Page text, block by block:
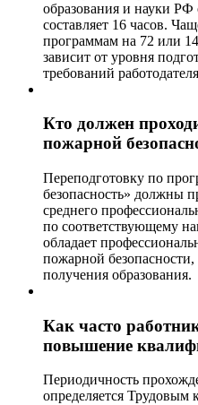
образования и науки
составляет 16 часов.
программам на 72 или
зависит от уровня
требований
Кто должен
пожарной
Переподготовку по
безопасность» должны
среднего
по соответствующему
обладает
пожарной
получения образования.
Как часто
повышение
Периодичность
определяется Трудовым